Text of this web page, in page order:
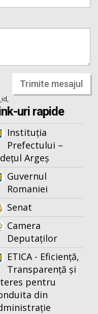
Trimite mesajul
uri rapide
Instituția
Prefectului –
Argeș
Guvernul
Romaniei
Senat
Camera
Deputaților
ETICA - Eficiență,
Transparență și
pentru
din